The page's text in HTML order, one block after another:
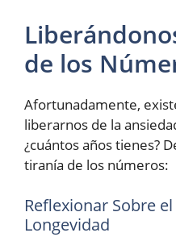
de los
Afortunadamente,
liberarnos de la
¿cuántos años tienes?
tiranía de los números:
Reflexionar Sobre
Longevidad